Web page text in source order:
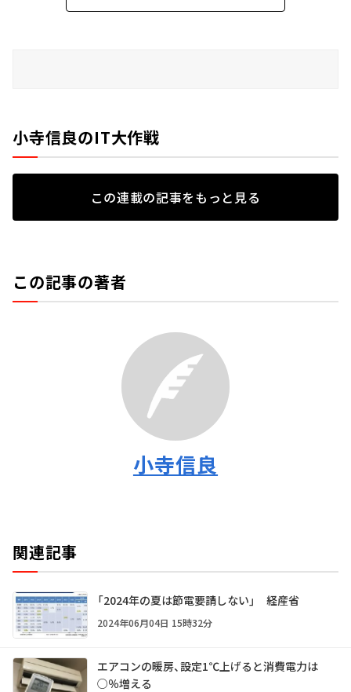
小寺信良のIT大作戦
この連載の記事をもっと見る
この記事の著者
小寺信良
関連記事
「2024年の夏は節電要請しない」 経産省
2024年06月04日 15時32分
エアコンの暖房、設定1℃上げると消費電力は
○％増える